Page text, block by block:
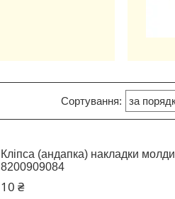
Кліпса (андапка) накладки
8200909084
10 ₴